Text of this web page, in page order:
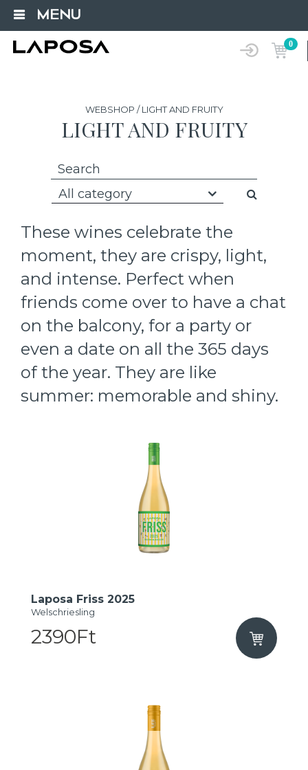
MENU
0
WEBSHOP / LIGHT AND FRUITY
LIGHT AND FRUITY
All category
These wines celebrate the
moment, they are crispy, light,
and intense. Perfect when
friends come over to have a chat
on the balcony, for a party or
even a date on all the 365 days
of the year. They are like
summer: memorable and shiny.
Laposa Friss 2025
Welschriesling
2390Ft